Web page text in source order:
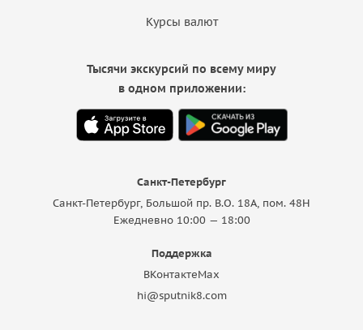
Курсы валют
Санкт-Петербург
Санкт-Петербург, Большой пр. В.О. 18A, пом. 48Н
Ежедневно 10:00 — 18:00
Поддержка
ВКонтактеMax
hi@sputnik8.com
Тысячи экскурсий по всему миру
в одном приложении: